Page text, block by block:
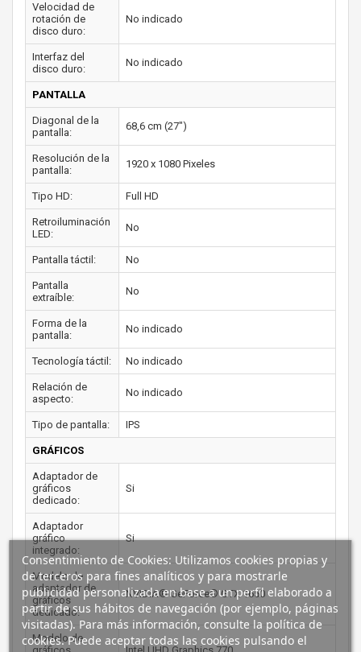
Velocidad de
rotación de
disco duro:
No indicado
Interfaz del
disco duro:
No indicado
PANTALLA
Diagonal de la
pantalla:
68,6 cm (27")
Resolución de la
pantalla:
1920 x 1080 Pixeles
Tipo HD: Full HD
Retroiluminación
LED:
No
Pantalla táctil: No
Pantalla
extraíble:
No
Forma de la
pantalla:
No indicado
Tecnología táctil: No indicado
Relación de
aspecto:
No indicado
Tipo de pantalla: IPS
GRÁFICOS
Adaptador de
gráficos
dedicado:
Si
Adaptador
gráfico
integrado:
Si
Modelo de
adaptador de
gráficos
dedicado:
NVIDIA® GeForce® GTX 1650
Modelo de
Consentimiento de Cookies: Utilizamos cookies propias y
de terceros para fines analíticos y para mostrarle
publicidad personalizada en base a un perfil elaborado a
partir de sus hábitos de navegación (por ejemplo, páginas
visitadas). Para más información, consulte la política de
cookies. Puede aceptar todas las cookies pulsando el